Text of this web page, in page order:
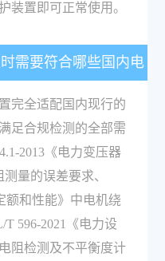
装置即可正常使用。
需要符合哪些国内电
完全适配国内现行的
足合规检测的全部需
2013《电力变压器
量的误差要求、
额和性能》中电机绕
596-2021《电力设
阻检测及不平衡度计